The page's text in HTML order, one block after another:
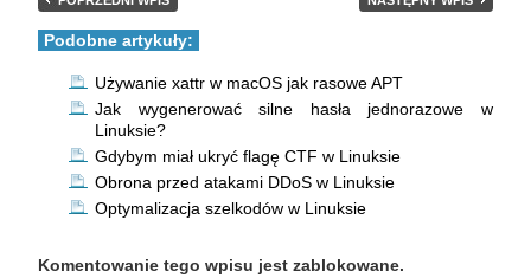
Podobne artykuły:
Używanie xattr w macOS jak rasowe APT
Jak wygenerować silne hasła jednorazowe w
Linuksie?
Gdybym miał ukryć flagę CTF w Linuksie
Obrona przed atakami DDoS w Linuksie
Optymalizacja szelkodów w Linuksie
Komentowanie tego wpisu jest zablokowane.